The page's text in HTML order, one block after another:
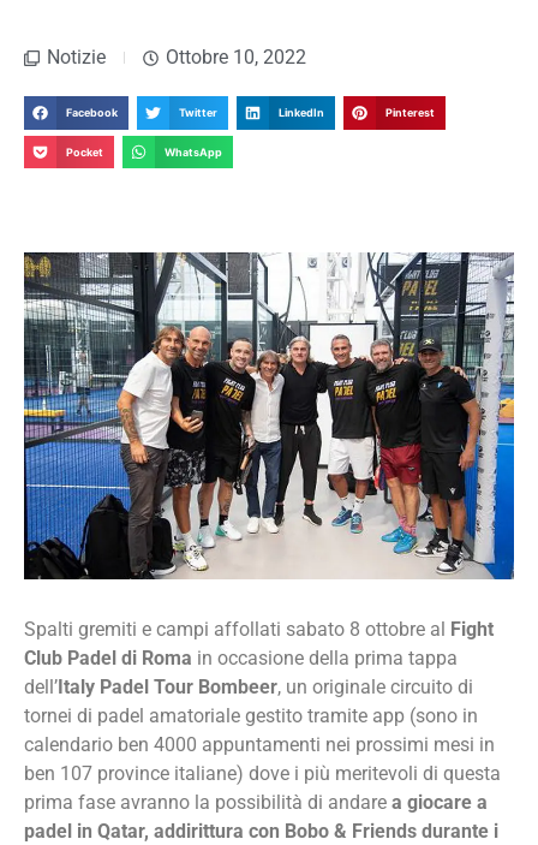
Notizie Ottobre 10, 2022
Facebook Twitter LinkedIn Pinterest
Pocket WhatsApp
Spalti gremiti e campi affollati sabato 8 ottobre al
Fight
Club Padel di Roma in occasione della prima tappa
dell’ Italy Padel Tour Bombeer, un originale circuito di
tornei di padel amatoriale gestito tramite app (sono in
calendario ben 4000 appuntamenti nei prossimi mesi in
ben 107 province italiane) dove i più meritevoli di questa
prima fase avranno la possibilità di andare a giocare a
padel in Qatar, addirittura con Bobo & Friends durante i